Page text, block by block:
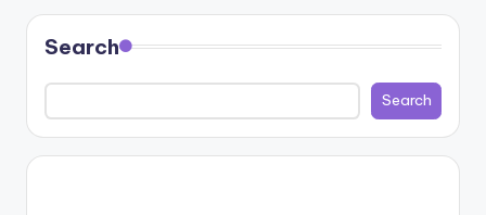
Search
Search